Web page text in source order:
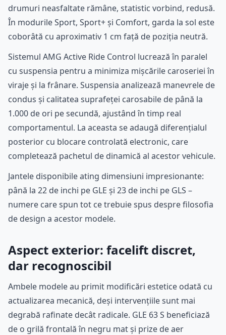
drumuri neasfaltate rămâne, statistic vorbind, redusă.
În modurile Sport, Sport+ și Comfort, garda la sol este
coborâtă cu aproximativ 1 cm față de poziția neutră.
Sistemul AMG Active Ride Control lucrează în paralel
cu suspensia pentru a minimiza mișcările caroseriei în
viraje și la frânare. Suspensia analizează manevrele de
condus și calitatea suprafeței carosabile de până la
1.000 de ori pe secundă, ajustând în timp real
comportamentul. La aceasta se adaugă diferențialul
posterior cu blocare controlată electronic, care
completează pachetul de dinamică al acestor vehicule.
Jantele disponibile ating dimensiuni impresionante:
până la 22 de inchi pe GLE și 23 de inchi pe GLS –
numere care spun tot ce trebuie spus despre filosofia
de design a acestor modele.
Aspect exterior: facelift discret,
dar recognoscibil
Ambele modele au primit modificări estetice odată cu
actualizarea mecanică, deși intervențiile sunt mai
degrabă rafinate decât radicale. GLE 63 S beneficiază
de o grilă frontală în negru mat și prize de aer